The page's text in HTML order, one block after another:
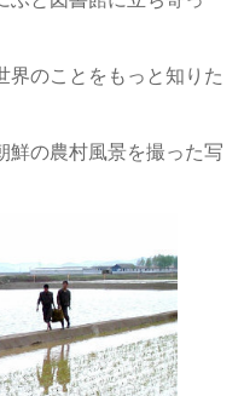
界のことをもっと知りた
鮮の農村風景を撮った写